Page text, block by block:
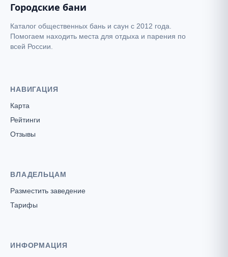
Городские бани
Каталог общественных бань и саун с 2012 года.
Помогаем находить места для отдыха и парения по
всей России.
НАВИГАЦИЯ
Карта
Рейтинги
Отзывы
ВЛАДЕЛЬЦАМ
Разместить заведение
Тарифы
ИНФОРМАЦИЯ